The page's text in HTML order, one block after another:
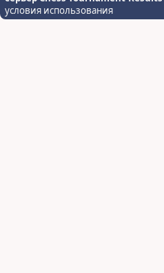
условия использования